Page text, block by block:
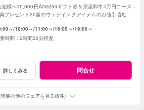
様へ10,000円Amazonギフト券＆県産和牛4万円コース
プレゼント20個のウェディングアイテムのお値引含むプ
～ 10:00～ 11:00～ 16:00～ 19:00～
2時間30分程度
詳しくみる 問合せ
催の他のフェアを見る(6件)